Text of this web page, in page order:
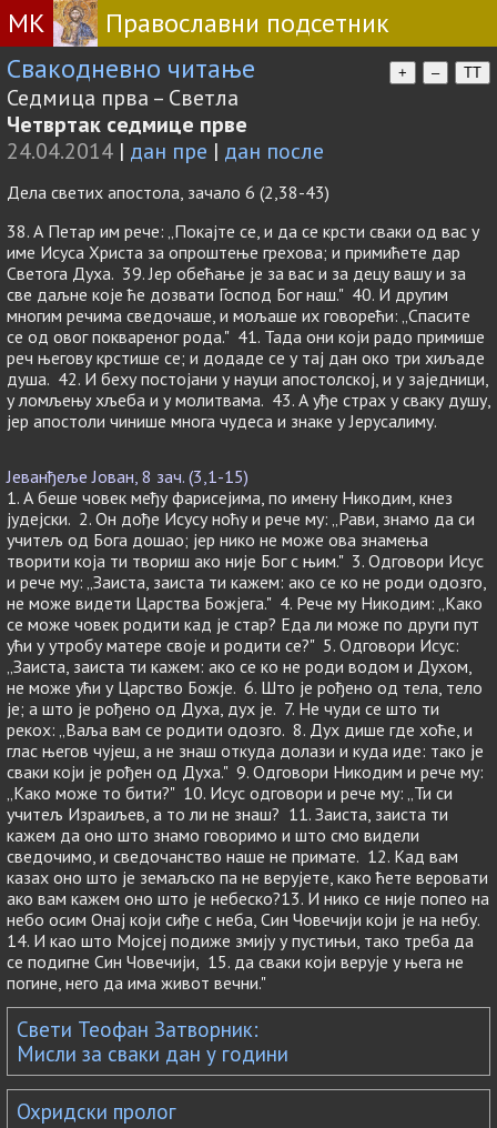
МК
Православни подсетник
Свакодневно читање
+ – TT
Седмица прва – Светла
Четвртак седмице прве
24.04.2014 | дан пре | дан после
Дела светих апостола, зачало 6 (2,38-43)
38. А Петар им рече: „Покајте се, и да се крсти сваки од вас у
име Исуса Христа за опроштење грехова; и примићете дар
Светога Духа. 39. Јер обећање је за вас и за децу вашу и за
све даљне које ће дозвати Господ Бог наш." 40. И другим
многим речима сведочаше, и мољаше их говорећи: „Спасите
се од овог поквареног рода." 41. Тада они који радо примише
реч његову крстише се; и додаде се у тај дан око три хиљаде
душа. 42. И беху постојани у науци апостолској, и у заједници,
у ломљењу хљеба и у молитвама. 43. А уђе страх у сваку душу,
јер апостоли чинише многа чудеса и знаке у Јерусалиму.
Јеванђеље Јован, 8 зач. (3,1-15)
1. А беше човек међу фарисејима, по имену Никодим, кнез
јудејски. 2. Он дође Исусу ноћу и рече му: „Рави, знамо да си
учитељ од Бога дошао; јер нико не може ова знамења
творити која ти твориш ако није Бог с њим." 3. Одговори Исус
и рече му: „Заиста, заиста ти кажем: ако се ко не роди одозго,
не може видети Царства Божјега." 4. Рече му Никодим: „Како
се може човек родити кад је стар? Еда ли може по други пут
ући у утробу матере своје и родити се?" 5. Одговори Исус:
„Заиста, заиста ти кажем: ако се ко не роди водом и Духом,
не може ући у Царство Божје. 6. Што је рођено од тела, тело
је; а што је рођено од Духа, дух је. 7. Не чуди се што ти
рекох: „Ваља вам се родити одозго. 8. Дух дише где хоће, и
глас његов чујеш, а не знаш откуда долази и куда иде: тако је
сваки који је рођен од Духа." 9. Одговори Никодим и рече му:
„Како може то бити?" 10. Исус одговори и рече му: „Ти си
учитељ Израиљев, а то ли не знаш? 11. Заиста, заиста ти
кажем да оно што знамо говоримо и што смо видели
сведочимо, и сведочанство наше не примате. 12. Кад вам
казах оно што је земаљско па не верујете, како ћете веровати
ако вам кажем оно што је небеско?13. И нико се није попео на
небо осим Онај који сиђе с неба, Син Човечији који је на небу.
14. И као што Мојсеј подиже змију у пустињи, тако треба да
се подигне Син Човечији, 15. да сваки који верује у њега не
погине, него да има живот вечни."
Свети Теофан Затворник:
Мисли за сваки дан у години
Охридски пролог